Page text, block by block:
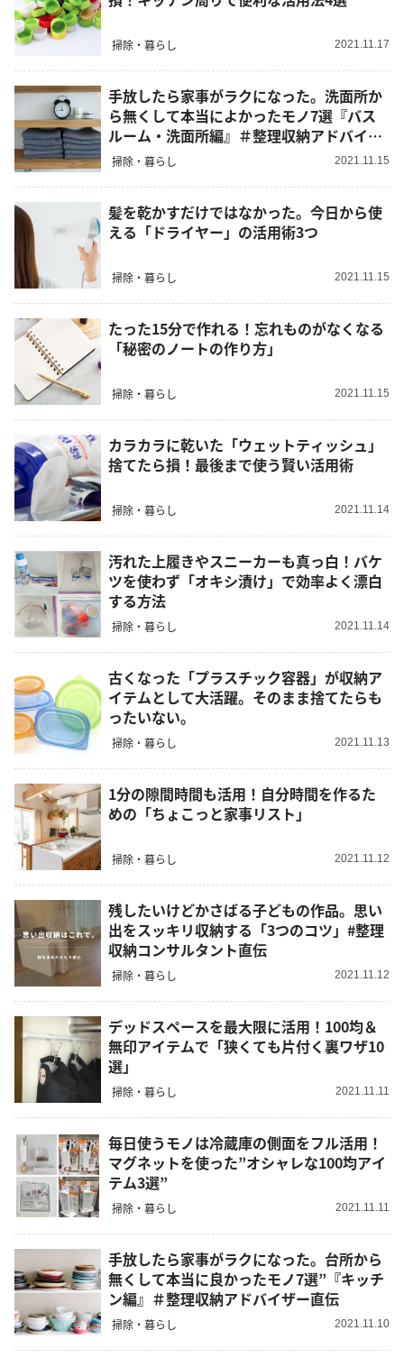
掃除・暮らし 2021.11.17
手放したら家事がラクになった。洗面所か
ら無くして本当によかったモノ7選『バス
ルーム・洗面所編』＃整理収納アドバイザ
ー直伝
掃除・暮らし 2021.11.15
髪を乾かすだけではなかった。今日から使
える「ドライヤー」の活用術3つ
掃除・暮らし 2021.11.15
たった15分で作れる！忘れものがなくなる
「秘密のノートの作り方」
掃除・暮らし 2021.11.15
カラカラに乾いた「ウェットティッシュ」
捨てたら損！最後まで使う賢い活用術
掃除・暮らし 2021.11.14
汚れた上履きやスニーカーも真っ白！バケ
ツを使わず「オキシ漬け」で効率よく漂白
する方法
掃除・暮らし 2021.11.14
古くなった「プラスチック容器」が収納ア
イテムとして大活躍。そのまま捨てたらも
ったいない。
掃除・暮らし 2021.11.13
1分の隙間時間も活用！自分時間を作るた
めの「ちょこっと家事リスト」
掃除・暮らし 2021.11.12
残したいけどかさばる子どもの作品。思い
出をスッキリ収納する「3つのコツ」#整理
収納コンサルタント直伝
掃除・暮らし 2021.11.12
デッドスペースを最大限に活用！100均＆
無印アイテムで「狭くても片付く裏ワザ10
選」
掃除・暮らし 2021.11.11
毎日使うモノは冷蔵庫の側面をフル活用！
マグネットを使った”オシャレな100均アイ
テム3選”
掃除・暮らし 2021.11.11
手放したら家事がラクになった。台所から
無くして本当に良かったモノ7選”『キッチ
ン編』＃整理収納アドバイザー直伝
掃除・暮らし 2021.11.10